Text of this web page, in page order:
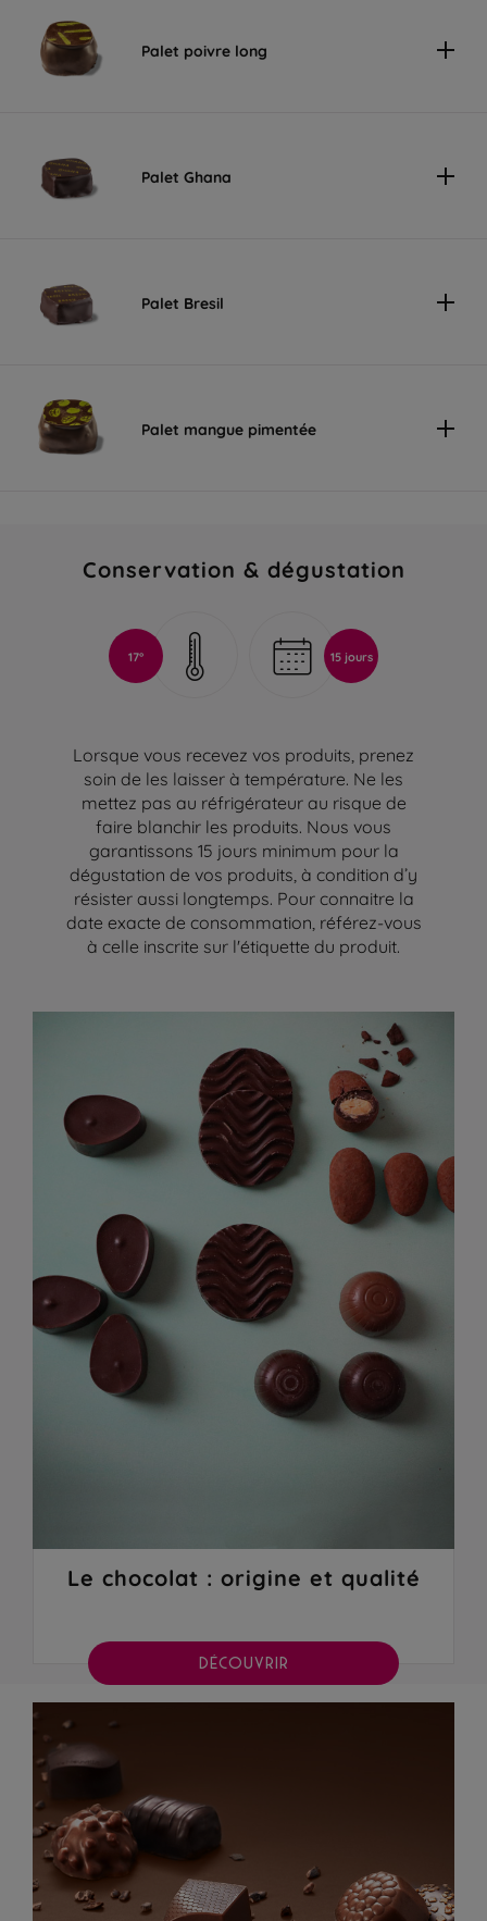
Palet poivre long
Palet Ghana
Palet Bresil
Palet mangue pimentée
Conservation & dégustation
17° 15 jours
Lorsque vous recevez vos produits, prenez
soin de les laisser à température. Ne les
mettez pas au réfrigérateur au risque de
faire blanchir les produits. Nous vous
garantissons 15 jours minimum pour la
dégustation de vos produits, à condition d’y
résister aussi longtemps. Pour connaitre la
date exacte de consommation, référez-vous
à celle inscrite sur l'étiquette du produit.
Le chocolat : origine et qualité
DÉCOUVRIR